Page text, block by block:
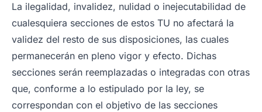
La ilegalidad, invalidez, nulidad o inejecutabilidad de
cualesquiera secciones de estos TU no afectará la
validez del resto de sus disposiciones, las cuales
permanecerán en pleno vigor y efecto. Dichas
secciones serán reemplazadas o integradas con otras
que, conforme a lo estipulado por la ley, se
correspondan con el objetivo de las secciones